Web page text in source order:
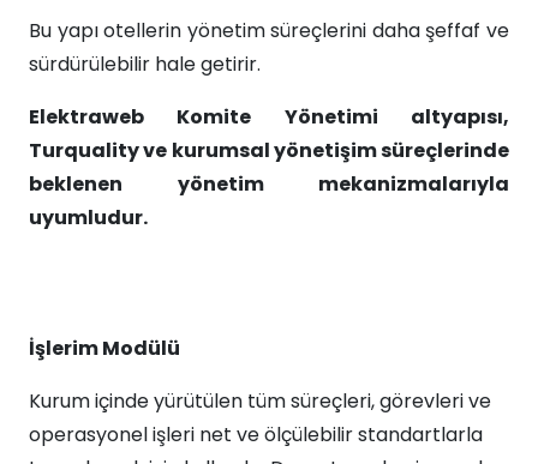
Bu yapı otellerin yönetim süreçlerini daha şeffaf ve
sürdürülebilir hale getirir.
Elektraweb Komite Yönetimi altyapısı,
Turquality ve kurumsal yönetişim süreçlerinde
beklenen yönetim mekanizmalarıyla
uyumludur.
İşlerim Modülü
Kurum içinde yürütülen tüm süreçleri, görevleri ve
operasyonel işleri net ve ölçülebilir standartlarla